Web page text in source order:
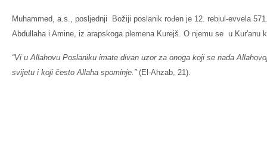
Muhammed, a.s., posljednji Božiji poslanik rođen je 12. rebiul-evvela
Abdullaha i Amine, iz arapskoga plemena Kurejš. O njemu se u Kur'anu
“Vi u Allahovu Poslaniku imate divan uzor za onoga koji se nada
svijetu i koji često Allaha spominje.”(El-Ahzab, 21).